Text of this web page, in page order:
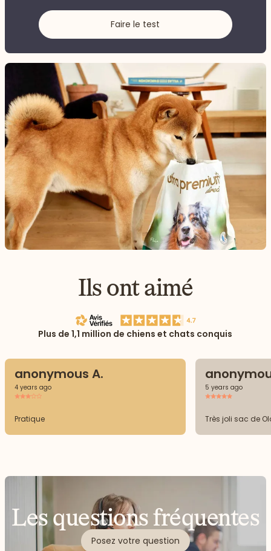
Faire le test
Ils ont aimé
Plus de 1,1 million de chiens et chats conquis
anonymous A.
4 years ago
Pratique
5 years ago
Très joli sac de
Les questions fréquentes
Posez votre question